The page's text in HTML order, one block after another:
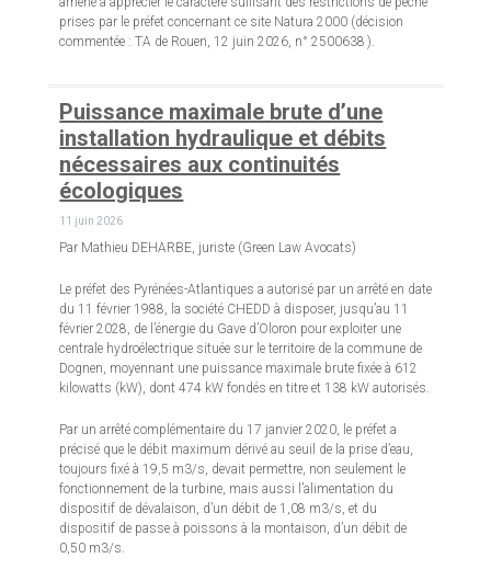
prises par le préfet concernant ce site Natura 2000 (décision
commentée : TA de Rouen, 12 juin 2026, n° 2500638 ).
Puissance maximale brute d’une
installation hydraulique et débits
nécessaires aux continuités
écologiques
11 juin 2026
Par Mathieu DEHARBE, juriste (Green Law Avocats)
Le préfet des Pyrénées-Atlantiques a autorisé par un arrêté en date
du 11 février 1988, la société CHEDD à disposer, jusqu’au 11
février 2028, de l’énergie du Gave d’Oloron pour exploiter une
centrale hydroélectrique située sur le territoire de la commune de
Dognen, moyennant une puissance maximale brute fixée à 612
kilowatts (kW), dont 474 kW fondés en titre et 138 kW autorisés.
Par un arrêté complémentaire du 17 janvier 2020, le préfet a
précisé que le débit maximum dérivé au seuil de la prise d’eau,
toujours fixé à 19,5 m3/s, devait permettre, non seulement le
fonctionnement de la turbine, mais aussi l’alimentation du
dispositif de dévalaison, d’un débit de 1,08 m3/s, et du
dispositif de passe à poissons à la montaison, d’un débit de
0,50 m3/s.